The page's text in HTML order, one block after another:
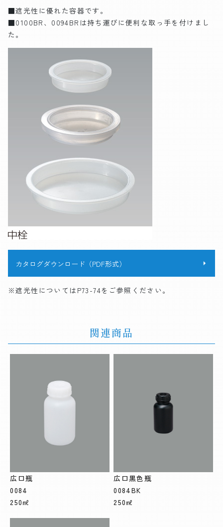
■遮光性に優れた容器です。
■0100BR、0094BRは持ち運びに便利な取っ手を付けまし
た。
カタログダウンロード（PDF形式）
※遮光性についてはP73-74をご参照ください。
関連商品
広口瓶
0084
250㎖
広口黒色瓶
0084BK
250㎖